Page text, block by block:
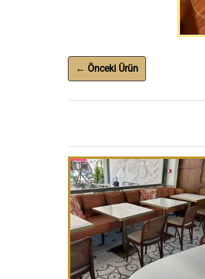
← Önceki Ürün